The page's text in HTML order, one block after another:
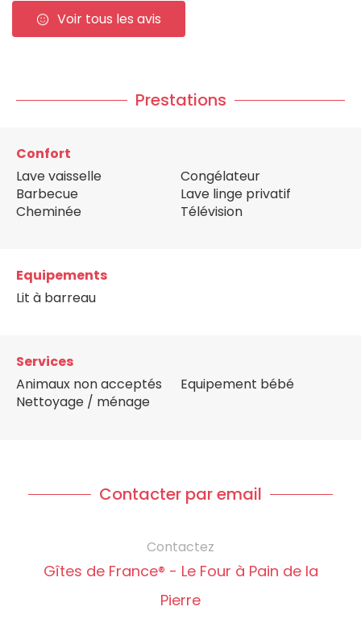
Voir tous les avis
Prestations
Confort
Lave vaisselle
Barbecue
Cheminée
Congélateur
Lave linge privatif
Télévision
Equipements
Lit à barreau
Services
Animaux non acceptés
Nettoyage / ménage
Equipement bébé
Contacter par email
Contactez
Gîtes de France® - Le Four à Pain de la
Pierre